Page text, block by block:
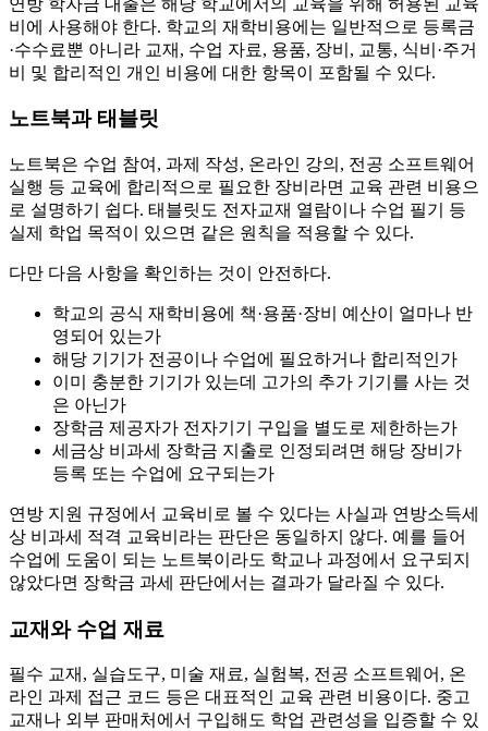
비에 사용해야 한다. 학교의 재학비용에는 일반적으로 등록금
·수수료뿐 아니라 교재, 수업 자료, 용품, 장비, 교통, 식비·주거
비 및 합리적인 개인 비용에 대한 항목이 포함될 수 있다.
노트북과 태블릿
노트북은 수업 참여, 과제 작성, 온라인 강의, 전공 소프트웨어
실행 등 교육에 합리적으로 필요한 장비라면 교육 관련 비용으
로 설명하기 쉽다. 태블릿도 전자교재 열람이나 수업 필기 등
실제 학업 목적이 있으면 같은 원칙을 적용할 수 있다.
다만 다음 사항을 확인하는 것이 안전하다.
학교의 공식 재학비용에 책·용품·장비 예산이 얼마나 반
영되어 있는가
해당 기기가 전공이나 수업에 필요하거나 합리적인가
이미 충분한 기기가 있는데 고가의 추가 기기를 사는 것
은 아닌가
장학금 제공자가 전자기기 구입을 별도로 제한하는가
세금상 비과세 장학금 지출로 인정되려면 해당 장비가
등록 또는 수업에 요구되는가
연방 지원 규정에서 교육비로 볼 수 있다는 사실과 연방소득세
상 비과세 적격 교육비라는 판단은 동일하지 않다. 예를 들어
수업에 도움이 되는 노트북이라도 학교나 과정에서 요구되지
않았다면 장학금 과세 판단에서는 결과가 달라질 수 있다.
교재와 수업 재료
필수 교재, 실습도구, 미술 재료, 실험복, 전공 소프트웨어, 온
라인 과제 접근 코드 등은 대표적인 교육 관련 비용이다. 중고
교재나 외부 판매처에서 구입해도 학업 관련성을 입증할 수 있